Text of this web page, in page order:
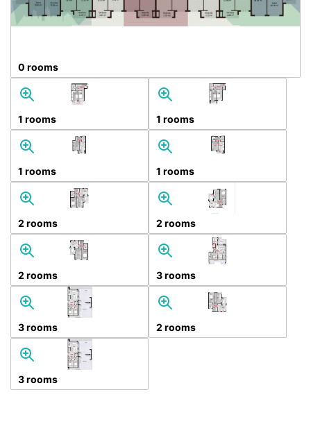
0 rooms
1 rooms 1 rooms
1 rooms 1 rooms
2 rooms 2 rooms
2 rooms 3 rooms
3 rooms 2 rooms
3 rooms